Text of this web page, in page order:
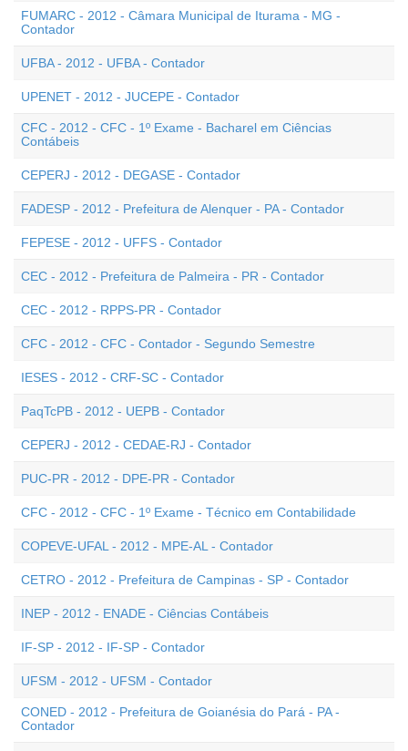
FUMARC - 2012 - Câmara Municipal de Iturama - MG -
Contador
UFBA - 2012 - UFBA - Contador
UPENET - 2012 - JUCEPE - Contador
CFC - 2012 - CFC - 1º Exame - Bacharel em Ciências
Contábeis
CEPERJ - 2012 - DEGASE - Contador
FADESP - 2012 - Prefeitura de Alenquer - PA - Contador
FEPESE - 2012 - UFFS - Contador
CEC - 2012 - Prefeitura de Palmeira - PR - Contador
CEC - 2012 - RPPS-PR - Contador
CFC - 2012 - CFC - Contador - Segundo Semestre
IESES - 2012 - CRF-SC - Contador
PaqTcPB - 2012 - UEPB - Contador
CEPERJ - 2012 - CEDAE-RJ - Contador
PUC-PR - 2012 - DPE-PR - Contador
CFC - 2012 - CFC - 1º Exame - Técnico em Contabilidade
COPEVE-UFAL - 2012 - MPE-AL - Contador
CETRO - 2012 - Prefeitura de Campinas - SP - Contador
INEP - 2012 - ENADE - Ciências Contábeis
IF-SP - 2012 - IF-SP - Contador
UFSM - 2012 - UFSM - Contador
CONED - 2012 - Prefeitura de Goianésia do Pará - PA -
Contador